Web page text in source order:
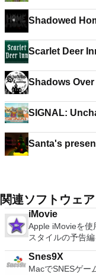
Shadowed
Scarlet Deer
Shadows
SIGNAL:
Santa's
関連ソフトウェア
iMovie
Apple iMovieを使
スタイルの予告
て、お気に入り
デバイスからイ
てから、共有し
Snes9X
MacでSNESゲー